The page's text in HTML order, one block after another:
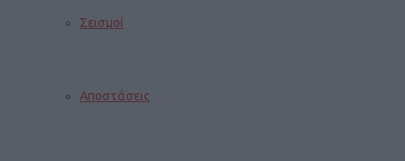
Σεισμοί
Αποστάσεις